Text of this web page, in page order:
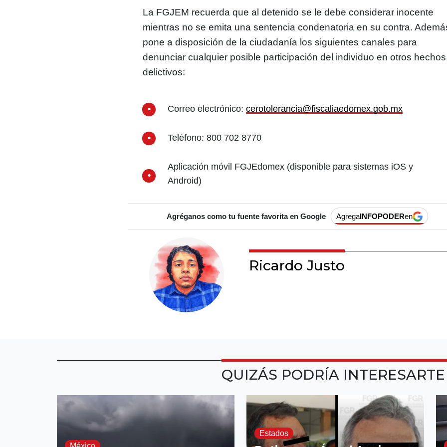
La FGJEM recuerda que al detenido se le debe considerar inocente
mientras no se emita una sentencia condenatoria en su contra.
pone a disposición de la ciudadanía los siguientes canales para
denunciar cualquier posible participación del individuo en otros hechos
delictivos:
Correo electrónico:cerotolerancia@fiscaliaedomex.gob.mx
Teléfono: 800 702 8770
Aplicación móvil FGJEdomex (disponible para sistemas iOS y
Android)
Agréganos como tu fuente favorita en Google AgregaINFOPODERen
Ricardo Justo
QUIZÁS PODRÍA
Estados